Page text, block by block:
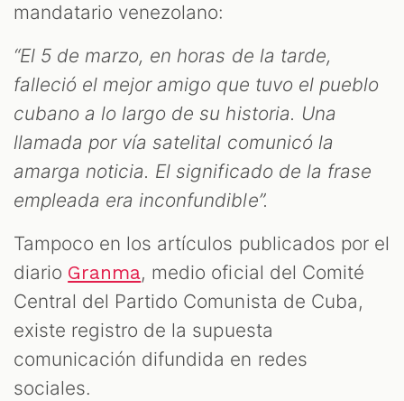
mandatario venezolano:
“El 5 de marzo, en horas de la tarde,
falleció el mejor amigo que tuvo el pueblo
cubano a lo largo de su historia. Una
llamada por vía satelital comunicó la
amarga noticia. El significado de la frase
empleada era inconfundible”.
Tampoco en los artículos publicados por el
diario Granma, medio oficial del Comité
Central del Partido Comunista de Cuba,
existe registro de la supuesta
comunicación difundida en redes
sociales.